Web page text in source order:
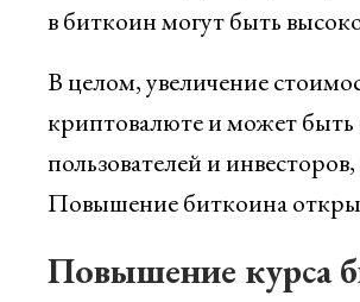
в биткоин могут быть
В целом, увеличение
криптовалюте и может
пользователей и
Повышение биткоина
Повышение курса